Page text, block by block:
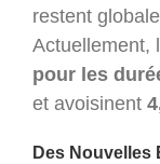
restent
Actuellement,
pour les
et avoisinent
Des Nouvelles